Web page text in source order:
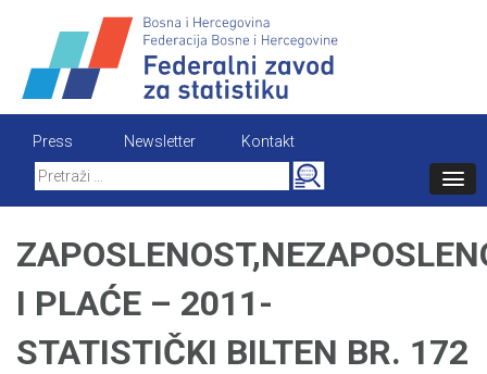
content
Press Newsletter
Kontakt
Search
for:
I PLAĆE – 2011-
STATISTIČKI BILTEN BR. 172